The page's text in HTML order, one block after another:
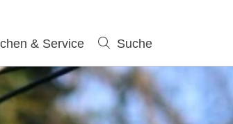
& Service Suche